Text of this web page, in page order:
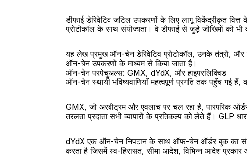
डीफाई डेरिवेटिव जटिल उपकरणों के लिए लागू विकेंद्रीकृत
प्रोटोकॉल के साथ संयोज्यता। वे डीफाई से जुड़े जोखिमों को
यह लेख प्रमुख ऑन-चेन डेरिवेटिव प्रोटोकॉल, उनके तंत्रों, और
ऑन-चेन उपकरणों के माध्यम से किया जाता है।
ऑन-चेन परपेचुअल्स: GMX, dYdX, और हाइपरलिक्विड
ऑन-चेन स्थायी भविष्यवाणियाँ महत्वपूर्ण प्रगति तक पहुँच गई
GMX, जो अरबीट्रम और एवलांच पर चल रहा है, पारंपरिक
तरलता प्रदाता सभी व्यापारों के प्रतिकल्प को लेते हैं। GLP
dYdX एक ऑन-चेन निपटान के साथ ऑफ-चेन ऑर्डर बुक का
करता है जिसमें स्व-हिरासत, सीमा आदेश, विभिन्न आदेश प्रकार